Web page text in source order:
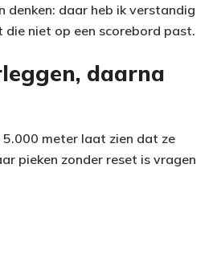
denken: daar heb ik verstandig
die niet op een scorebord past.
daarna
5.000 meter laat zien dat ze
pieken zonder reset is vragen